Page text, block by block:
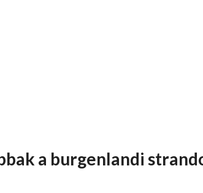
a burgenlandi